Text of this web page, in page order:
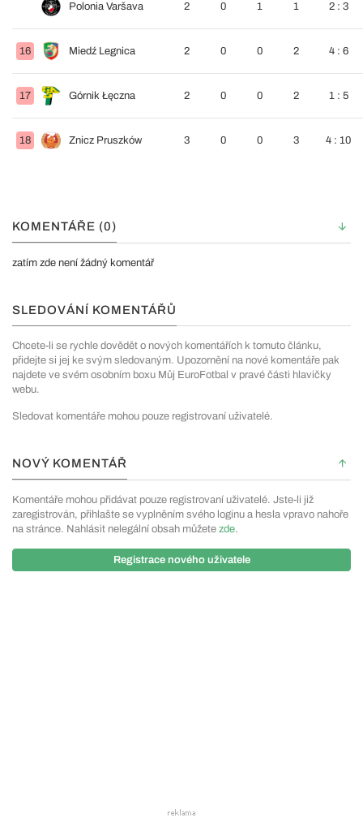
Polonia Varšava 2 0 1 1 2 : 3
16 Miedź Legnica 2 0 0 2 4 : 6
17 Górnik Łęczna 2 0 0 2 1 : 5
18 Znicz Pruszków 3 0 0 3 4 : 10
KOMENTÁŘE (0)
zatím zde není žádný komentář
SLEDOVÁNÍ KOMENTÁŘŮ
Chcete-li se rychle dovědět o nových komentářích k tomuto článku,
přidejte si jej ke svým sledovaným. Upozornění na nové komentáře pak
najdete ve svém osobním boxu Můj EuroFotbal v pravé části hlavičky
webu.
Sledovat komentáře mohou pouze registrovaní uživatelé.
NOVÝ KOMENTÁŘ
Komentáře mohou přidávat pouze registrovaní uživatelé. Jste-li již
zaregistrován, přihlašte se vyplněním svého loginu a hesla vpravo nahoře
na stránce. Nahlásit nelegální obsah můžete zde.
Registrace nového uživatele